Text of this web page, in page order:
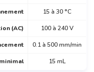
15 à 30 °C
(AC) 100 à 240 V
0.1 à 500 mm/min
15 mL